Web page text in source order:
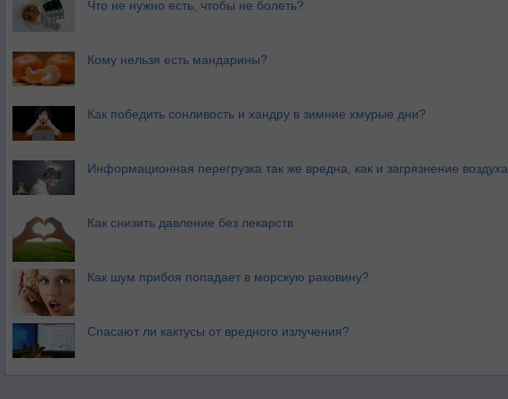
Что не нужно есть, чтобы не болеть?
Кому нельзя есть мандарины?
Как победить сонливость и хандру в зимние хмурые дни?
Информационная перегрузка так же вредна, как и загрязнение воздуха
Как снизить давление без лекарств
Как шум прибоя попадает в морскую раковину?
Спасают ли кактусы от вредного излучения?